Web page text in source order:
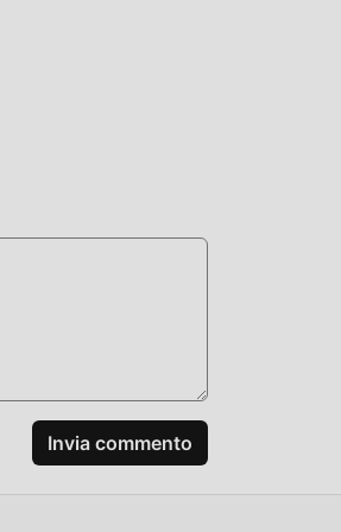
Invia commento